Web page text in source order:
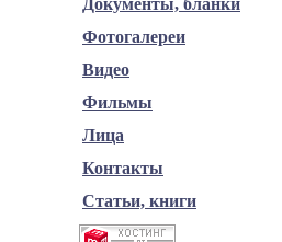
Документы, бланки
Фотогалереи
Видео
Фильмы
Лица
Контакты
Статьи, книги